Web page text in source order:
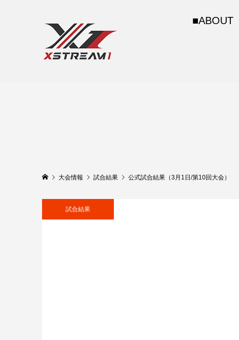
■ABOUT
大会情報 試合結果 公式試合結果（3月1日/第10回大会）
試合結果